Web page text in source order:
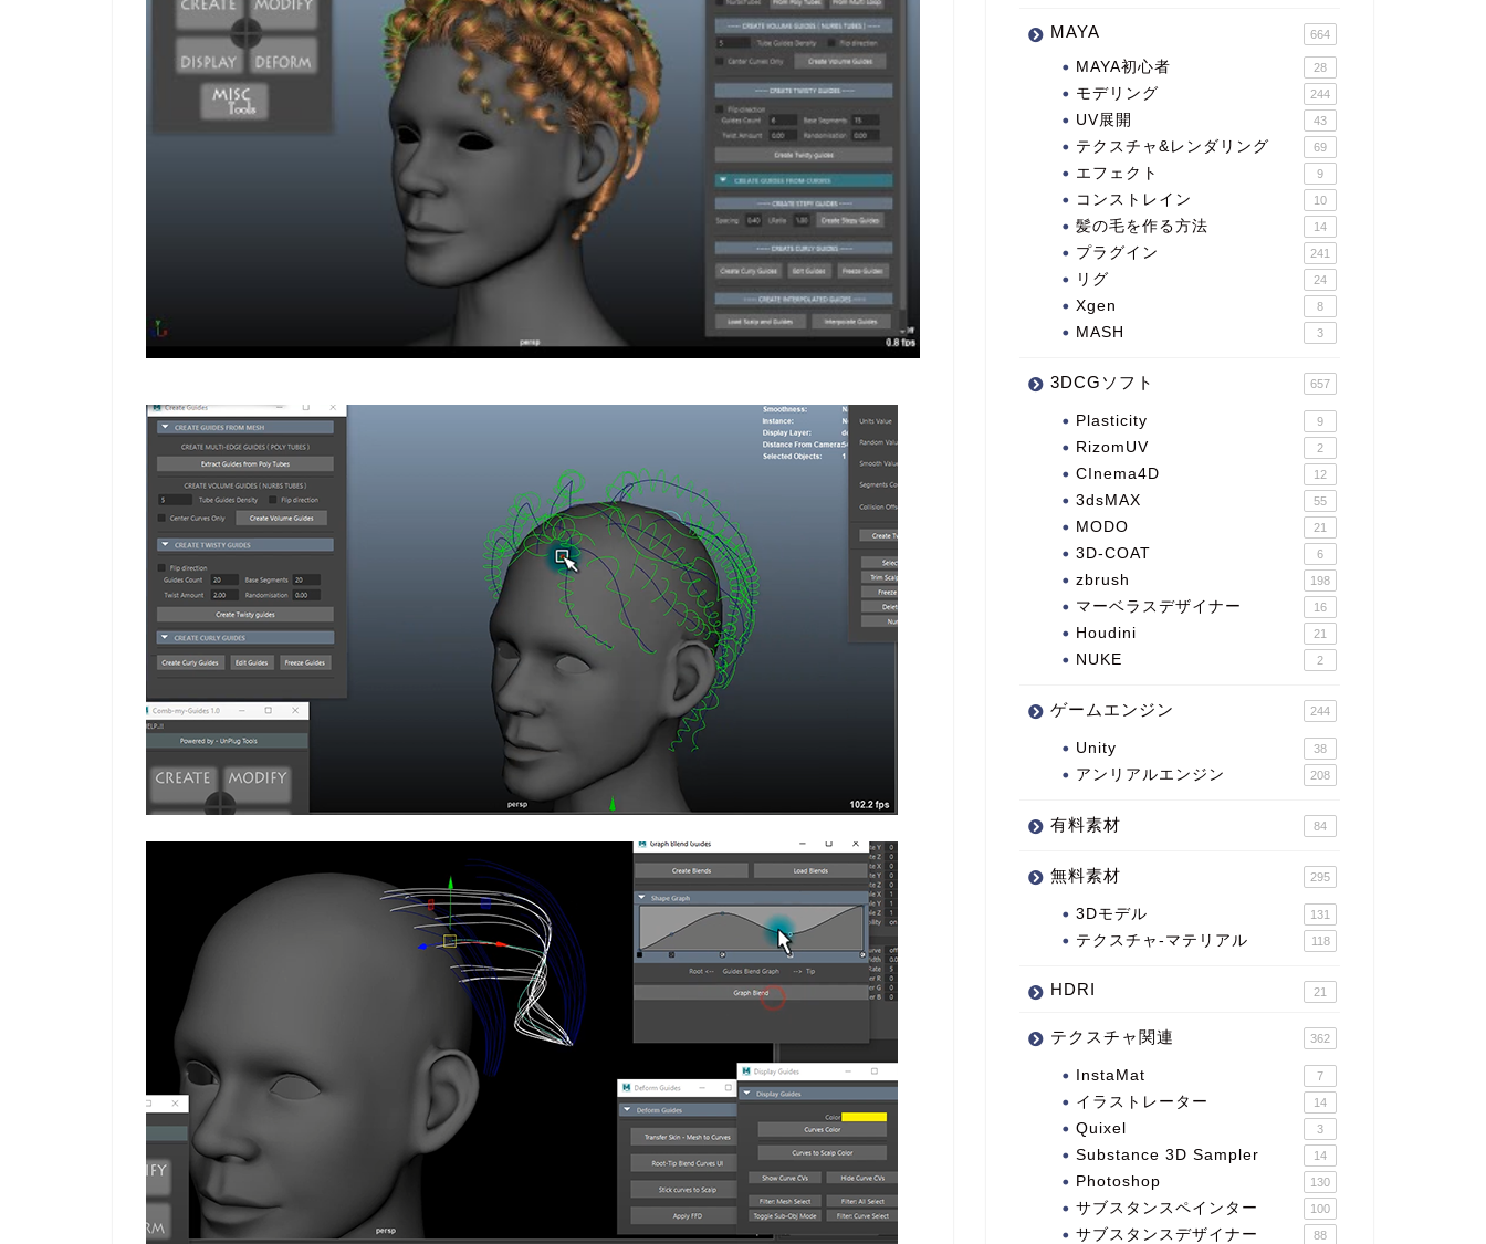
MAYA 664
MAYA初心者 28
モデリング 244
UV展開 43
テクスチャ&レンダリング 69
エフェクト 9
コンストレイン 10
髪の毛を作る方法 14
プラグイン 241
リグ 24
Xgen 8
MASH 3
3DCGソフト 657
Plasticity 9
RizomUV 2
CInema4D 12
3dsMAX 55
MODO 21
3D-COAT 6
zbrush 198
マーベラスデザイナー 16
Houdini 21
NUKE 2
ゲームエンジン 244
Unity 38
アンリアルエンジン 208
有料素材 84
無料素材 295
3Dモデル 131
テクスチャ-マテリアル 118
HDRI 21
テクスチャ関連 362
InstaMat 7
イラストレーター 14
Quixel 3
Substance 3D Sampler 14
Photoshop 130
サブスタンスペインター 100
サブスタンスデザイナー 88